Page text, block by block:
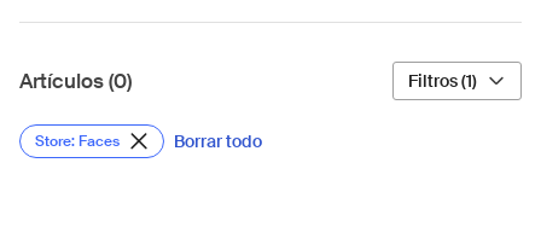
Artículos (0) Filtros (1)
Store: Faces Borrar todo